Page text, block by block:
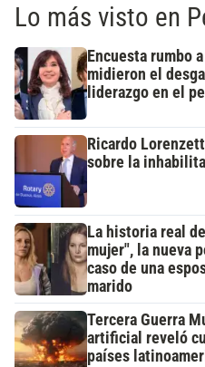
Lo más visto en
Encuesta rumbo
midieron el
liderazgo en el
Ricardo
sobre la
La historia real
mujer", la nueva
caso de una
marido
Tercera Guerra
artificial reveló
países